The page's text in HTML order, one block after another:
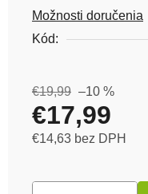
Možnosti doručenia
Kód:
€19,99 –10 %
€17,99
€14,63 bez DPH